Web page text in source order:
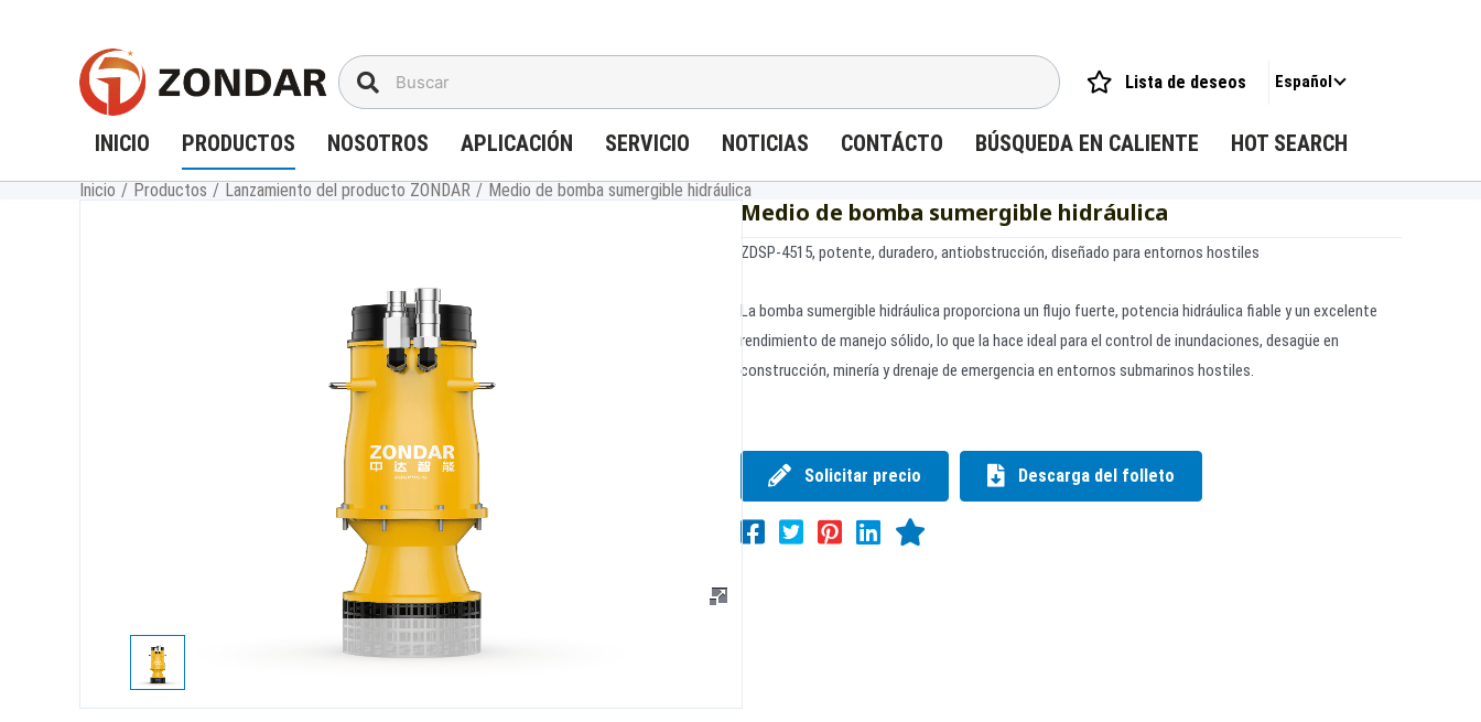
Lista de deseos Español
INICIO PRODUCTOS NOSOTROS APLICACIÓN SERVICIO NOTICIAS CONTÁCTO BÚSQUEDA EN CALIENTE HOT SEARCH
Inicio / Productos / Lanzamiento del producto ZONDAR / Medio de bomba sumergible hidráulica
Medio de bomba sumergible hidráulica
ZDSP-4515, potente, duradero, antiobstrucción, diseñado para entornos hostiles
La bomba sumergible hidráulica proporciona un flujo fuerte, potencia hidráulica fiable y un excelente
rendimiento de manejo sólido, lo que la hace ideal para el control de inundaciones, desagüe en
construcción, minería y drenaje de emergencia en entornos submarinos hostiles.
Solicitar precio Descarga del folleto